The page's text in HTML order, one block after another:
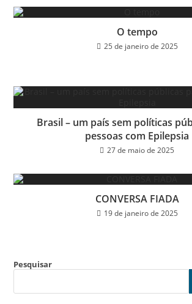
O tempo
25 de janeiro de 2025
Brasil – um país sem políticas
pessoas com Epilepsia
27 de maio de 2025
CONVERSA FIADA
19 de janeiro de 2025
Pesquisar